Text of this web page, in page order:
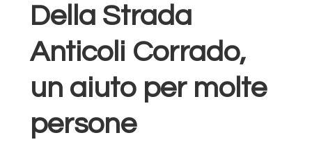
Della Strada
Anticoli Corrado,
un aiuto per molte
persone